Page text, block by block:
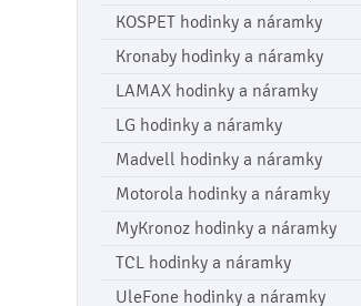
KOSPET hodinky a náramky
Kronaby hodinky a náramky
LAMAX hodinky a náramky
LG hodinky a náramky
Madvell hodinky a náramky
Motorola hodinky a náramky
MyKronoz hodinky a náramky
TCL hodinky a náramky
UleFone hodinky a náramky